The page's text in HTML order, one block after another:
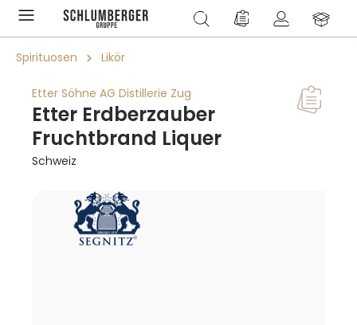
springen Du hast 0 Produkte
Spirituosen Likör
Etter Söhne AG Distillerie Zug
Etter Erdberzauber
Fruchtbrand Liquer
Schweiz
Bildergalerie überspringen